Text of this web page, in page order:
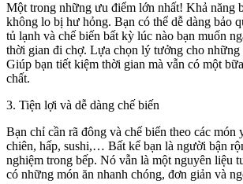
Một trong những ưu điểm lớn nhất! Khả năng
không lo bị hư hỏng. Bạn có thể dễ dàng bảo
tủ lạnh và chế biến bất kỳ lúc nào bạn muốn
thời gian đi chợ. Lựa chọn lý tưởng cho những
Giúp bạn tiết kiệm thời gian mà vẫn có một
chất.
3. Tiện lợi và dễ dàng chế biến
Bạn chỉ cần rã đông và chế biến theo các món
chiên, hấp, sushi,… Bất kể bạn là người bận
nghiệm trong bếp. Nó vẫn là một nguyên liệu
có những món ăn nhanh chóng, đơn giản và